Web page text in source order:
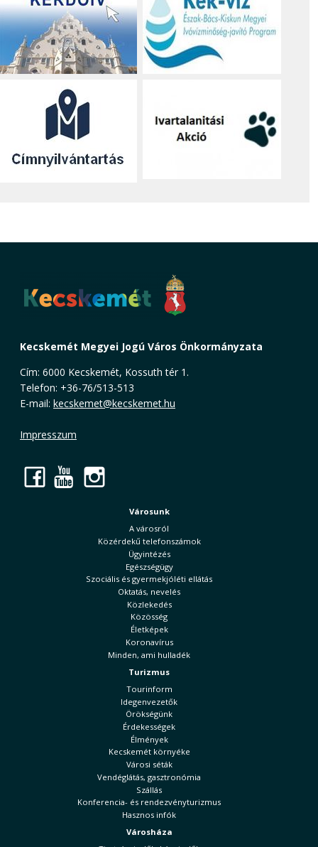
Kecskemét Megyei Jogú Város Önkormányzata
Cím: 6000 Kecskemét, Kossuth tér 1.
Telefon: +36-76/513-513
E-mail: kecskemet@kecskemet.hu
Impresszum
Facebook
YouTube
Városunk
A városról
Közérdekű telefonszámok
Ügyintézés
Egészségügy
Szociális és gyermekjóléti ellátás
Oktatás, nevelés
Közlekedés
Közösség
Életképek
Koronavírus
Minden, ami hulladék
Turizmus
Tourinform
Idegenvezetők
Örökségünk
Érdekességek
Élmények
Kecskemét környéke
Városi séták
Vendéglátás, gasztronómia
Szállás
Konferencia- és rendezvényturizmus
Hasznos infók
Városháza